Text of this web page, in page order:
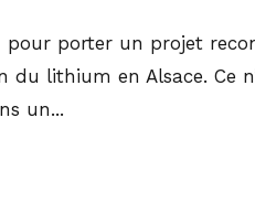
pour porter un projet
lithium en Alsace. Ce
un...